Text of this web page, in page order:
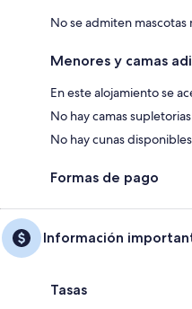
No se admiten mascotas
Menores y camas
En este alojamiento se
No hay camas
No hay cunas
Formas de pago
Información
Tasas